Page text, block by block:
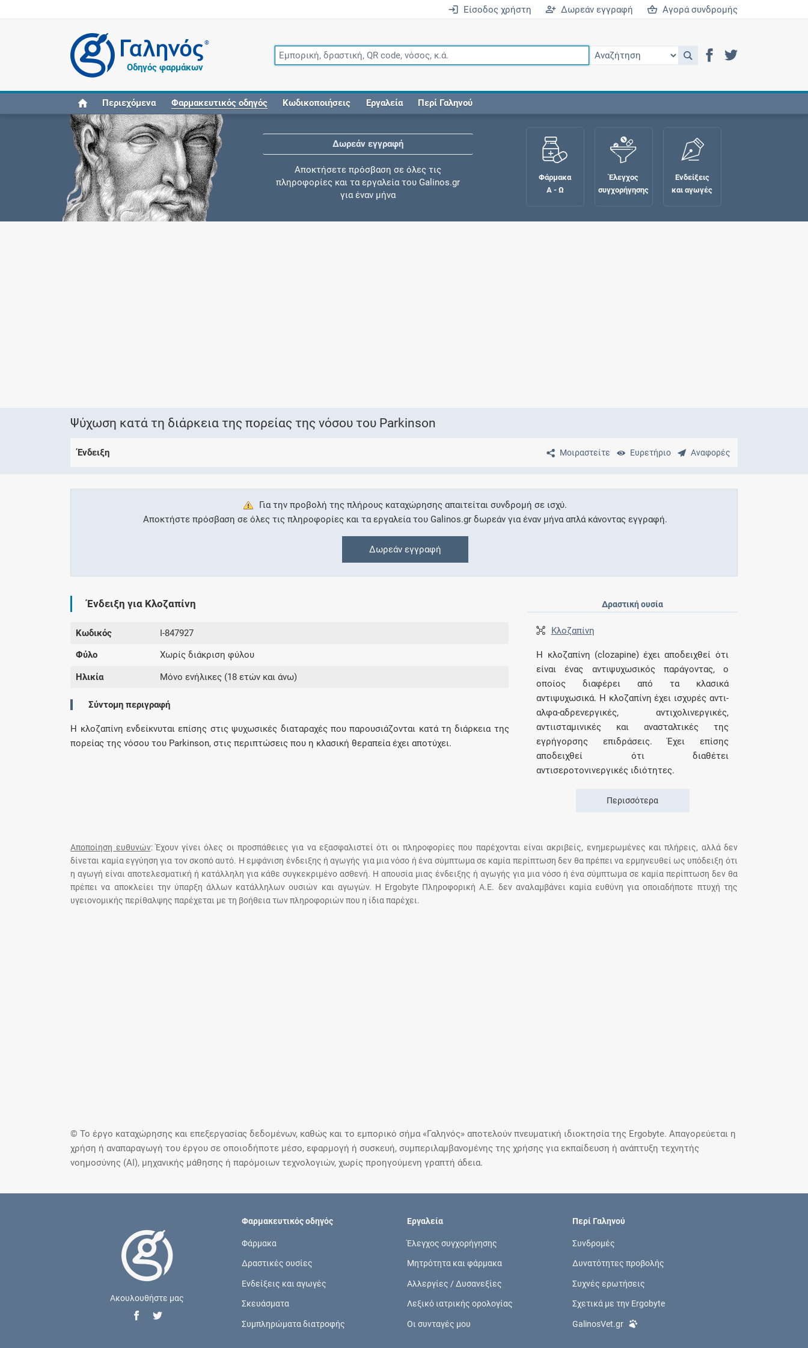
Είσοδος χρήστη Δωρεάν εγγραφή Αγορά συνδρομής
®
Οδηγός φαρμάκων
Περιεχόμενα Φαρμακευτικός οδηγός Κωδικοποιήσεις Εργαλεία Περί Γαληνού
Δωρεάν εγγραφή
Αποκτήσετε πρόσβαση σε όλες τις
πληροφορίες και τα εργαλεία του Galinos.gr
για έναν μήνα
ενός φαρμάκου κατά τη διάρκεια της
εγκυμοσύνης ή του θηλασμού
Συνδρομές
νόσους, συμπτώματα και ιατρικές πράξεις
σήμερα
Φάρμακα
Α - Ω
Έλεγχος
συγχορήγησης
Ενδείξεις
και αγωγές
Ψύχωση κατά τη διάρκεια της πορείας της νόσου του Parkinson
Μοιραστείτε Ευρετήριο Αναφορές
Ένδειξη
Για την προβολή της πλήρους καταχώρησης απαιτείται συνδρομή σε ισχύ.
Αποκτήστε πρόσβαση σε όλες τις πληροφορίες και τα εργαλεία του Galinos.gr δωρεάν για έναν μήνα απλά κάνοντας εγγραφή.
Δωρεάν εγγραφή
Ένδειξη για Κλοζαπίνη
Κωδικός I-847927
Φύλο Χωρίς διάκριση φύλου
Ηλικία Μόνο ενήλικες (18 ετών και άνω)
Σύντομη περιγραφή
Η κλοζαπίνη ενδείκνυται επίσης στις ψυχωσικές διαταραχές που παρουσιάζονται κατά τη διάρκεια της
πορείας της νόσου του Parkinson, στις περιπτώσεις που η κλασική θεραπεία έχει αποτύχει.
Δραστική ουσία
Κλοζαπίνη
Η κλοζαπίνη (clozapine) έχει αποδειχθεί ότι
είναι ένας αντιψυχωσικός παράγοντας, ο
οποίος διαφέρει από τα κλασικά
αντιψυχωσικά. Η κλοζαπίνη έχει ισχυρές αντι-
αλφα-αδρενεργικές, αντιχολινεργικές,
αντιισταµινικές και ανασταλτικές της
εγρήγορσης επιδράσεις. Έχει επίσης
αποδειχθεί ότι διαθέτει
αντισεροτονινεργικές ιδιότητες.
Περισσότερα
Αποποίηση ευθυνών: Έχουν γίνει όλες οι προσπάθειες για να εξασφαλιστεί ότι οι πληροφορίες που παρέχονται είναι ακριβείς, ενημερωμένες και πλήρεις, αλλά δεν
δίνεται καμία εγγύηση για τον σκοπό αυτό. Η εμφάνιση ένδειξης ή αγωγής για μια νόσο ή ένα σύμπτωμα σε καμία περίπτωση δεν θα πρέπει να ερμηνευθεί ως υπόδειξη ότι
η αγωγή είναι αποτελεσματική ή κατάλληλη για κάθε συγκεκριμένο ασθενή. Η απουσία μιας ένδειξης ή αγωγής για μια νόσο ή ένα σύμπτωμα σε καμία περίπτωση δεν θα
πρέπει να αποκλείει την ύπαρξη άλλων κατάλληλων ουσιών και αγωγών. Η Ergobyte Πληροφορική Α.Ε. δεν αναλαμβάνει καμία ευθύνη για οποιαδήποτε πτυχή της
υγειονομικής περίθαλψης παρέχεται με τη βοήθεια των πληροφοριών που η ίδια παρέχει.
© Το έργο καταχώρησης και επεξεργασίας δεδομένων, καθώς και το εμπορικό σήμα «Γαληνός» αποτελούν πνευματική ιδιοκτησία της Ergobyte. Απαγορεύεται η
χρήση ή αναπαραγωγή του έργου σε οποιοδήποτε μέσο, εφαρμογή ή συσκευή, συμπεριλαμβανομένης της χρήσης για εκπαίδευση ή ανάπτυξη τεχνητής
νοημοσύνης (AI), μηχανικής μάθησης ή παρόμοιων τεχνολογιών, χωρίς προηγούμενη γραπτή άδεια.
Ακουλουθήστε μας
Φαρμακευτικός οδηγός
Φάρμακα
Δραστικές ουσίες
Ενδείξεις και αγωγές
Σκευάσματα
Συμπληρώματα διατροφής
Εργαλεία
Έλεγχος συγχορήγησης
Μητρότητα και φάρμακα
Αλλεργίες / Δυσανεξίες
Λεξικό ιατρικής ορολογίας
Οι συνταγές μου
Περί Γαληνού
Συνδρομές
Δυνατότητες προβολής
Συχνές ερωτήσεις
Σχετικά με την Ergobyte
GalinosVet.gr